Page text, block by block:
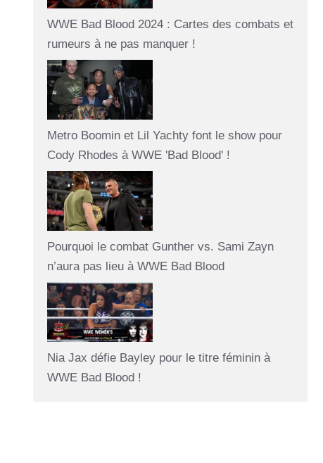
WWE Bad Blood 2024 : Cartes des combats et
rumeurs à ne pas manquer !
Metro Boomin et Lil Yachty font le show pour
Cody Rhodes à WWE 'Bad Blood' !
Pourquoi le combat Gunther vs. Sami Zayn
n’aura pas lieu à WWE Bad Blood
Nia Jax défie Bayley pour le titre féminin à
WWE Bad Blood !